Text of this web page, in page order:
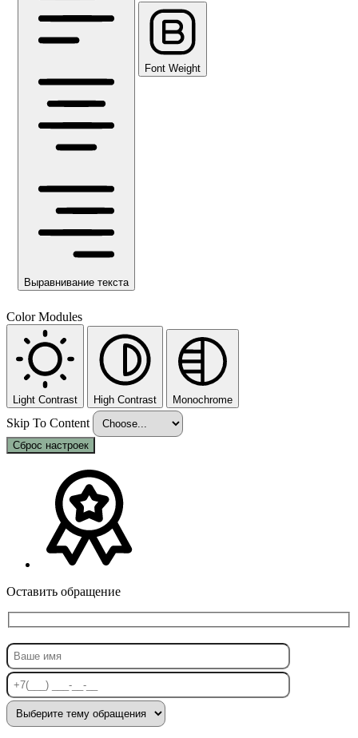
Выравнивание текста
Font Weight
Color Modules
Light Contrast High Contrast Monochrome
Skip To Content
Сброс настроек
Оставить обращение